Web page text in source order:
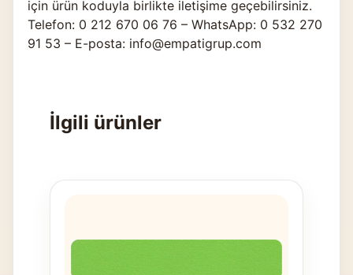
için ürün koduyla birlikte iletişime geçebilirsiniz.
Telefon: 0 212 670 06 76 – WhatsApp: 0 532 270
91 53 – E-posta: info@empatigrup.com
İlgili ürünler